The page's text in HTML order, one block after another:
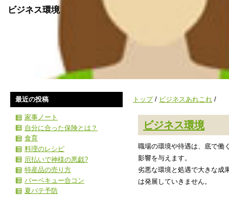
ビジネス環境
トップ/ ビジネスあれこれ /
ビジネス環境
職場の環境や待遇は、底で働
影響を与えます。
劣悪な環境と処遇で大きな成
は発展していきません。
最近の投稿
家事ノート
自分に合った保険とは？
食育
料理のレシピ
厄払いで神様の悪戯?
特産品の売り方
バーベキュー合コン
夏バテ予防